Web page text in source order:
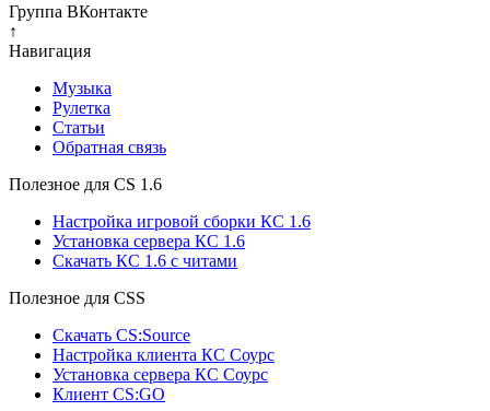
Группа ВКонтакте
↑
Навигация
Музыка
Рулетка
Cтатьи
Обратная связь
Полезное для CS 1.6
Настройка игровой сборки КС 1.6
Установка сервера КС 1.6
Скачать КС 1.6 с читами
Полезное для CSS
Скачать CS:Source
Настройка клиента КС Cоурс
Установка сервера КС Соурс
Клиент CS:GO